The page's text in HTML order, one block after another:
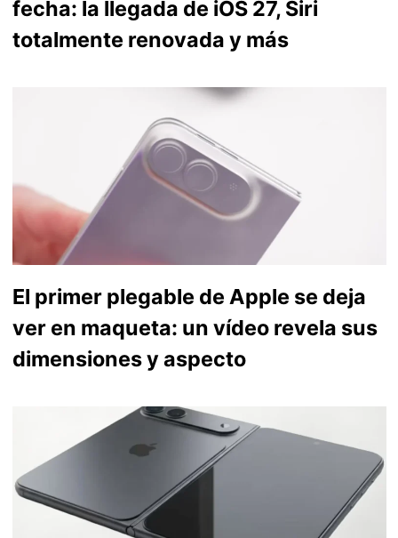
fecha: la llegada de iOS 27, Siri
totalmente renovada y más
El primer plegable de Apple se deja
ver en maqueta: un vídeo revela sus
dimensiones y aspecto